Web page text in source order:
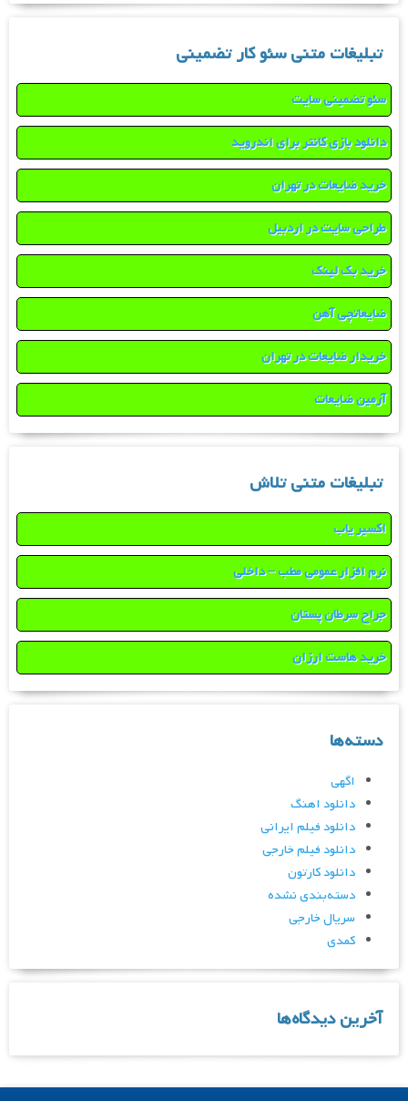
تبلیغات متنی سئو کار تضمینی
سئو تضمینی سایت
دانلود بازی کانتر برای اندروید
خرید ضایعات در تهران
طراحی سایت در اردبیل
خرید بک لینک
ضایعاتچی آهن
خریدار ضایعات در تهران
آرمین ضایعات
تبلیغات متنی تلاش
اکسیر یاب
نرم افزار عمومی مطب – داخلی
جراح سرطان پستان
خرید هاست ارزان
دسته‌ها
اگهی
دانلود اهنگ
دانلود فیلم ایرانی
دانلود فیلم خارجی
دانلود کارتون
دسته‌بندی نشده
سریال خارجی
کمدی
آخرین دیدگاه‌ها